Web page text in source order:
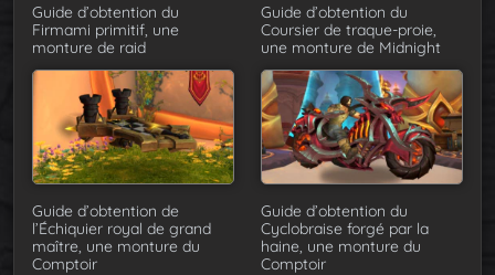
Guide d’obtention du
Firmami primitif, une
monture de raid
Guide d’obtention du
Coursier de traque-proie,
une monture de Midnight
Guide d’obtention de
l’Échiquier royal de grand
maître, une monture du
Comptoir
Guide d’obtention du
Cyclobraise forgé par la
haine, une monture du
Comptoir